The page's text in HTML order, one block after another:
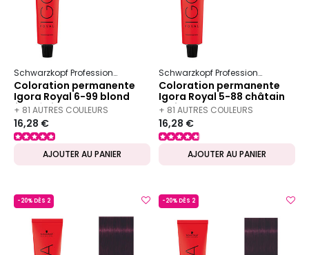
Schwarzkopf Professional Royal
Coloration permanente
Igora Royal 6-99 blond
foncé violet extra
+ 81 AUTRES COULEURS
DISPONIBLES
16,28 €
AJOUTER AU PANIER
Schwarzkopf Professional
Coloration permanente
Igora Royal 5-88 châtain
clair rouge extra
+ 81 AUTRES COULEURS
DISPONIBLES
16,28 €
AJOUTER AU PANIER
-20% DÈS 2 -20% DÈS 2